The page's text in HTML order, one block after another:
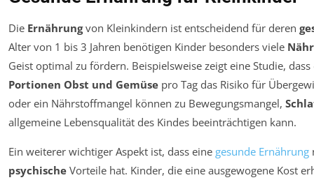
Die Ernährungvon Kleinkindern ist entscheidend für deren
Alter von 1 bis 3 Jahren benötigen Kinder besonders viele
Geist optimal zu fördern. Beispielsweise zeigt eine Studie,
Portionen Obst und Gemüse pro Tag das Risiko für
oder ein Nährstoffmangel können zu Bewegungsmangel,
allgemeine Lebensqualität des Kindes beeinträchtigen kann.
Ein weiterer wichtiger Aspekt ist, dass eine gesunde Ernährung
psychische Vorteile hat. Kinder, die eine ausgewogene Kost